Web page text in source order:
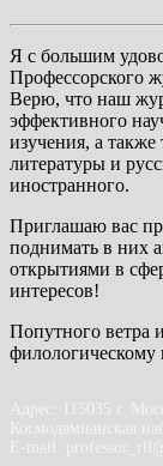
Я с большим
Профессорского
Верю, что наш
эффективного
изучения, а
литературы и
иностранного.
Приглашаю вас
поднимать в них
открытиями в
интересов!
Попутного ветра
филологическому
Адрес: 115035 г.
Космодамианская
E-mail: